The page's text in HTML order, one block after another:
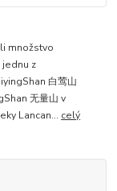
množstvo
jednu z
白莺山
无量山 v
Lancan... celý